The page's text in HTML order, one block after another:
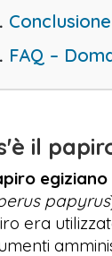
Conclusione
FAQ –
il
egiziano
papyrus
era